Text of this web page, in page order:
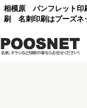
相模原 パンフレット
刷 名刺印刷はプーズネ